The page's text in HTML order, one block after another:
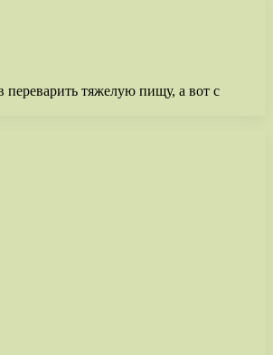
переварить тяжелую пищу, а вот с